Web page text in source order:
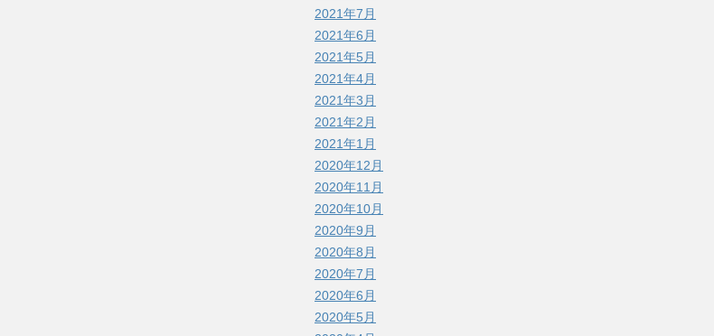
2021年7月
2021年6月
2021年5月
2021年4月
2021年3月
2021年2月
2021年1月
2020年12月
2020年11月
2020年10月
2020年9月
2020年8月
2020年7月
2020年6月
2020年5月